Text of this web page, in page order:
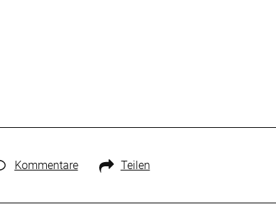
Kommentare Teilen